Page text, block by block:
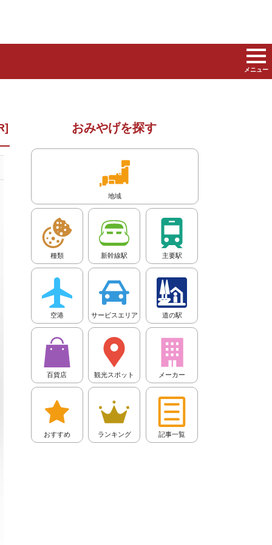
メニュー
おみやげを探す
地域
種類 新幹線駅 主要駅
空港 サービスエリア 道の駅
百貨店 観光スポット メーカー
おすすめ ランキング 記事一覧